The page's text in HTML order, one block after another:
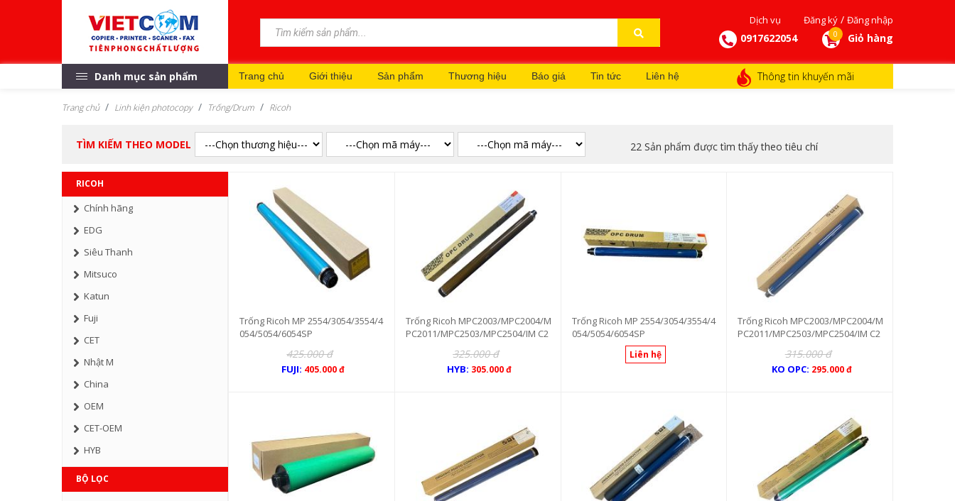
Dịch vụ Đăng ký / Đăng nhập
0917622054 0 Giỏ hàng
Danh mục sản phẩm Trang chủ Giới thiệu Sản phẩm Thương hiệu Báo giá Tin tức Liên hệ Thông tin khuyến mãi
Trang chủ Linh kiện photocopy Trống/Drum Ricoh
TÌM KIẾM THEO MODEL 22 Sản phẩm được tìm thấy theo tiêu chí
RICOH
Chính hãng
EDG
Siêu Thanh
Mitsuco
Katun
Fuji
CET
Nhật M
China
OEM
CET-OEM
HYB
K0 OPC
Nhật
BỘ LỌC
Trống Ricoh MP 2554/3054/3554/4
054/5054/6054SP
425.000 đ
FUJI: 405.000 đ
Trống Ricoh MPC2003/MPC2004/M
PC2011/MPC2503/MPC2504/IM C2
325.000 đ
HYB: 305.000 đ
Trống Ricoh MP 2554/3054/3554/4
054/5054/6054SP
Liên hệ
Trống Ricoh MPC2003/MPC2004/M
PC2011/MPC2503/MPC2504/IM C2
315.000 đ
KO OPC: 295.000 đ